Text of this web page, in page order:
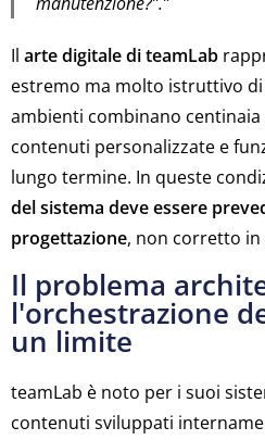
Il arte digitale di teamLab
estremo ma molto istruttivo
ambienti combinano
contenuti personalizzate e
lungo termine. In queste
del sistema deve essere
progettazione, non corretto
Il problema
l'orchestrazione
un limite
teamLab è noto per i suoi
contenuti sviluppati